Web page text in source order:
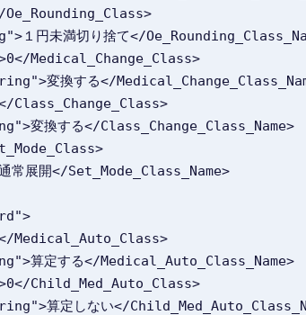
Oe_Rounding_Class>
１円未満切り捨て</
Medical_Change_Class>
変換する</
Class_Change_Class>
変換する</Class_Change_Class_Name>
通常展開</Set_Mode_Class_Name>
Medical_Auto_Class>
算定する</Medical_Auto_Class_Name>
Child_Med_Auto_Class>
算定しない</